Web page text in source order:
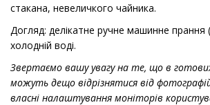
стакана, невеличкого чайника.
Догляд: делікатне ручне машинне прання
холодній воді.
Звертаємо вашу увагу на те, що в
можуть дещо відрізнятися від
власні налаштування моніторів